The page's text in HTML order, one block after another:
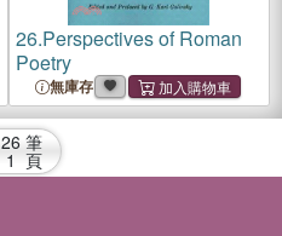
26.Perspectives of Roman
Poetry
無庫存
26 筆
1 頁